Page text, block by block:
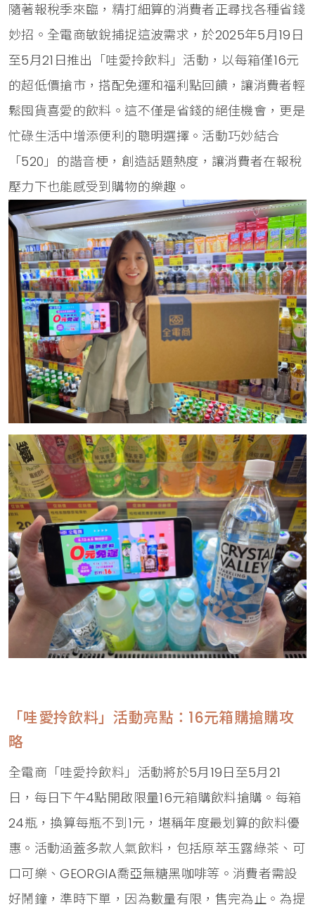
隨著報稅季來臨，精打細算的消費者正尋找各種省錢
妙招。全電商敏銳捕捉這波需求，於2025年5月19日
至5月21日推出「哇愛拎飲料」活動，以每箱僅16元
的超低價搶市，搭配免運和福利點回饋，讓消費者輕
鬆囤貨喜愛的飲料。這不僅是省錢的絕佳機會，更是
忙碌生活中增添便利的聰明選擇。活動巧妙結合
「520」的諧音梗，創造話題熱度，讓消費者在報稅
壓力下也能感受到購物的樂趣。
「哇愛拎飲料」活動亮點：16元箱購搶購攻
略
全電商「哇愛拎飲料」活動將於5月19日至5月21
日，每日下午4點開啟限量16元箱購飲料搶購。每箱
24瓶，換算每瓶不到1元，堪稱年度最划算的飲料優
惠。活動涵蓋多款人氣飲料，包括原萃玉露綠茶、可
口可樂、GEORGIA喬亞無糖黑咖啡等。消費者需設
好鬧鐘，準時下單，因為數量有限，售完為止。為提